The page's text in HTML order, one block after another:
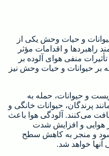
و حیات وحش یکی از
و اقدامات مؤثر
منفی هوای آلوده بر
بر حیوانات و حیات وحش نیز
و حیوانات، حمله به
پرندگان، حیوانات خانگی و
می‌کنند. آلودگی هوا باعث
هوایی و افزایش شدت
و منجر به کاهش سطح
آنها خواهد شد.